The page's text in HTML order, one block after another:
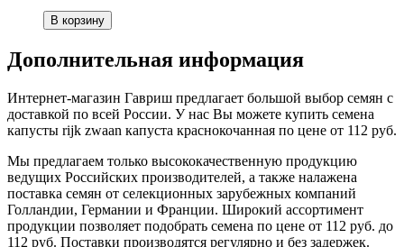
Дополнительная информация
Интернет-магазин Гавриш предлагает большой выбор семян с
доставкой по всей России. У нас Вы можете купить семена
капусты rijk zwaan капуста краснокочанная по цене от 112 руб.
Мы предлагаем только высококачественную продукцию
ведущих Российских производителей, а также налажена
поставка семян от селекционных зарубежных компаний
Голландии, Германии и Франции. Широкий ассортимент
продукции позволяет подобрать семена по цене от 112 руб. до
112 руб. Поставки производятся регулярно и без задержек.